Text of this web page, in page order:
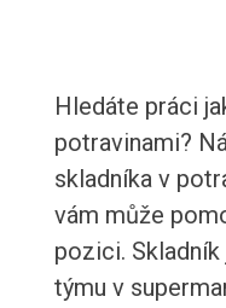
Hledáte práci
potravinami?
skladníka v
vám může
pozici.
týmu v